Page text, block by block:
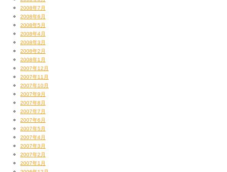
んでんで、
本日は東北新幹線に乗って仙台へ。
軽くGAGLEの助太刀に。
翌日戻りで直で『RHYTHM NATION』入りなので
飲み過ぎないよう注意せねば！
せねばせねば！
2008年7月
2008年6月
2008年5月
2008年4月
2008年3月
2008年2月
2008年1月
2007年12月
2007年11月
2007年10月
2007年9月
2007年8月
2007年7月
2007年6月
2007年5月
2007年4月
2007年3月
2007年2月
2007年1月